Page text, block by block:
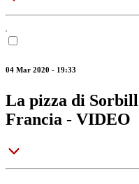
04 Mar 2020 - 19:33
La pizza di
Francia - VIDEO